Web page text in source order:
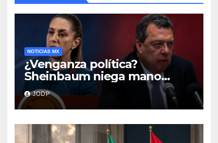
NOTICIAS MX
¿Venganza política?
Sheinbaum niega mano
negra en captura de Ángel
Aguirre
JODP